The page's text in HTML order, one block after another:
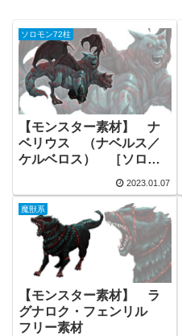
ソロモン72柱
【モンスター素材】 ナ
ベリウス （ナベルス／
ケルベロス） ［ソロモ
ワール ゴエティア
犬 フリー素材
2023.01.07
魔獣系
【モンスター素材】 ラ
グナロク・フェンリル
フリー素材